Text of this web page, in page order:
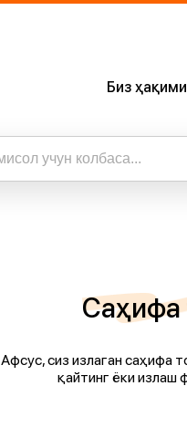
Биз
Биз
Саҳифа
Афсус, сиз излаган саҳифа
қайтинг ёки излаш